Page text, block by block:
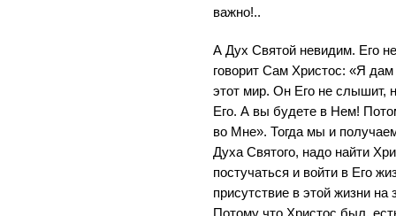
важно!..
А Дух Святой невидим. Его
говорит Сам Христос: «Я дам
этот мир. Он Его не слышит,
Его. А вы будете в Нем!
во Мне». Тогда мы и
Духа Святого, надо найти
постучаться и войти в Его
присутствие в этой жизни на